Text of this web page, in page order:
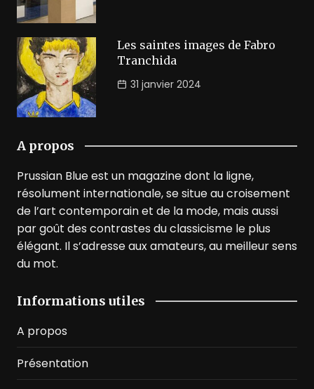
Les saintes images de Fabro
Tranchida
31 janvier 2024
A propos
Prussian Blue est un magazine dont la ligne,
résolument internationale, se situe au croisement
de l’art contemporain et de la mode, mais aussi
par goût des contrastes du classicisme le plus
élégant. Il s’adresse aux amateurs, au meilleur sens
du mot.
Informations utiles
A propos
Présentation